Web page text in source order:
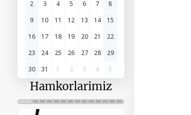
2
3 4 5 6 7
8
9
10 11 12 13 14
15
16
17 18 19 20 21
22
23
24 25 26 27 28
29
30
31 1 2 3 4 5
Hamkorlarimiz